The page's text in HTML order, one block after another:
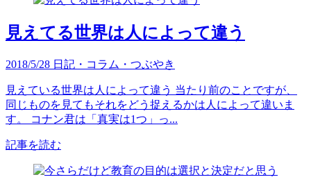
見えてる世界は人によって違う
2018/5/28 日記・コラム・つぶやき
見えている世界は人によって違う 当たり前のことですが、
同じものを見てもそれをどう捉えるかは人によって違いま
す。 コナン君は「真実は1つ」っ...
記事を読む